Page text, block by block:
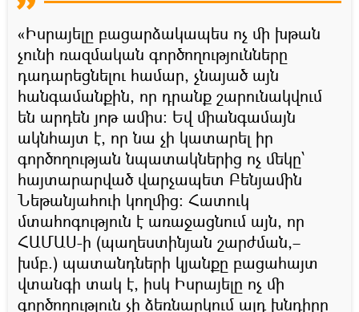
«Իսրայելը բացարձակապես ոչ մի խթան
չունի ռազմական գործողությունները
դադարեցնելու համար, չնայած այն
հանգամանքին, որ դրանք շարունակվում
են արդեն յոթ ամիս։ Եվ միանգամայն
ակնհայտ է, որ նա չի կատարել իր
գործողության նպատակներից ոչ մեկը՝
հայտարարված վարչապետ Բենյամին
Նեթանյահուի կողմից: Հատուկ
մտահոգություն է առաջացնում այն, որ
ՀԱՄԱՍ-ի (պաղեստինյան շարժման,–
խմբ.) պատանդների կյանքը բացահայտ
վտանգի տակ է, իսկ Իսրայելը ոչ մի
գործողություն չի ձեռնարկում այդ խնդիրը